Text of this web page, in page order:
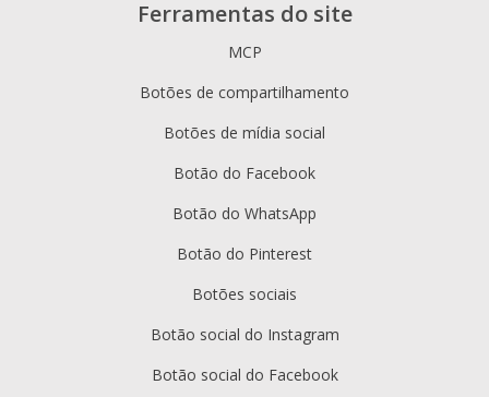
Ferramentas do site
MCP
Botões de compartilhamento
Botões de mídia social
Botão do Facebook
Botão do WhatsApp
Botão do Pinterest
Botões sociais
Botão social do Instagram
Botão social do Facebook